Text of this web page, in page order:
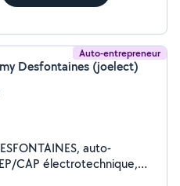
Auto-entrepreneur
Desfontaines (joelect)
auto-
CAP électrotechnique,